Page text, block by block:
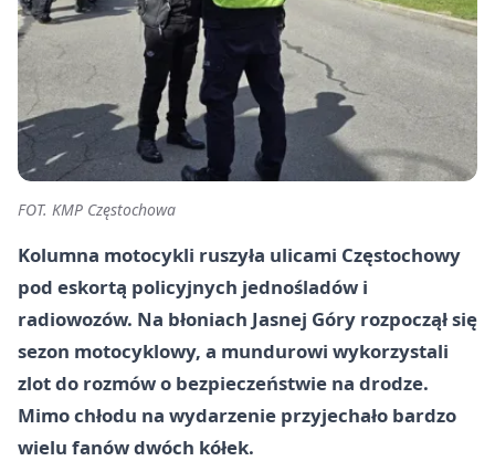
FOT. KMP Częstochowa
Kolumna motocykli ruszyła ulicami Częstochowy
pod eskortą policyjnych jednośladów i
radiowozów. Na błoniach Jasnej Góry rozpoczął się
sezon motocyklowy, a mundurowi wykorzystali
zlot do rozmów o bezpieczeństwie na drodze.
Mimo chłodu na wydarzenie przyjechało bardzo
wielu fanów dwóch kółek.